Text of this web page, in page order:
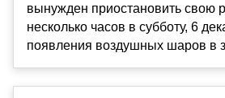
вынужден приостановить свою
несколько часов в субботу, 6
появления воздушных шаров в